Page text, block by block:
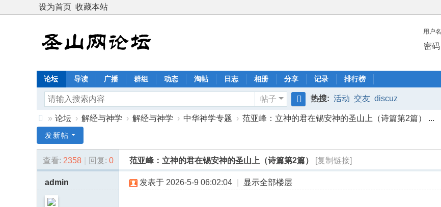
设为首页 收藏本站
用户名
密码
论坛 导读 广播 群组 动态 淘帖 日志 相册 分享 记录 排行榜
帖子
搜
热搜: 活动 交友 discuz
山
网
坛
» 论坛 › 解经与神学 › 解经与神学 › 中华神学专题 › 范亚峰：立神的君在锡安神的圣山上（诗篇第2篇） ...
发新帖
查看: 2358 回复: 0 范亚峰：立神的君在锡安神的圣山上（诗篇第2篇） [复制链接]
admin 发表于 2026-5-9 06:02:04 显示全部楼层